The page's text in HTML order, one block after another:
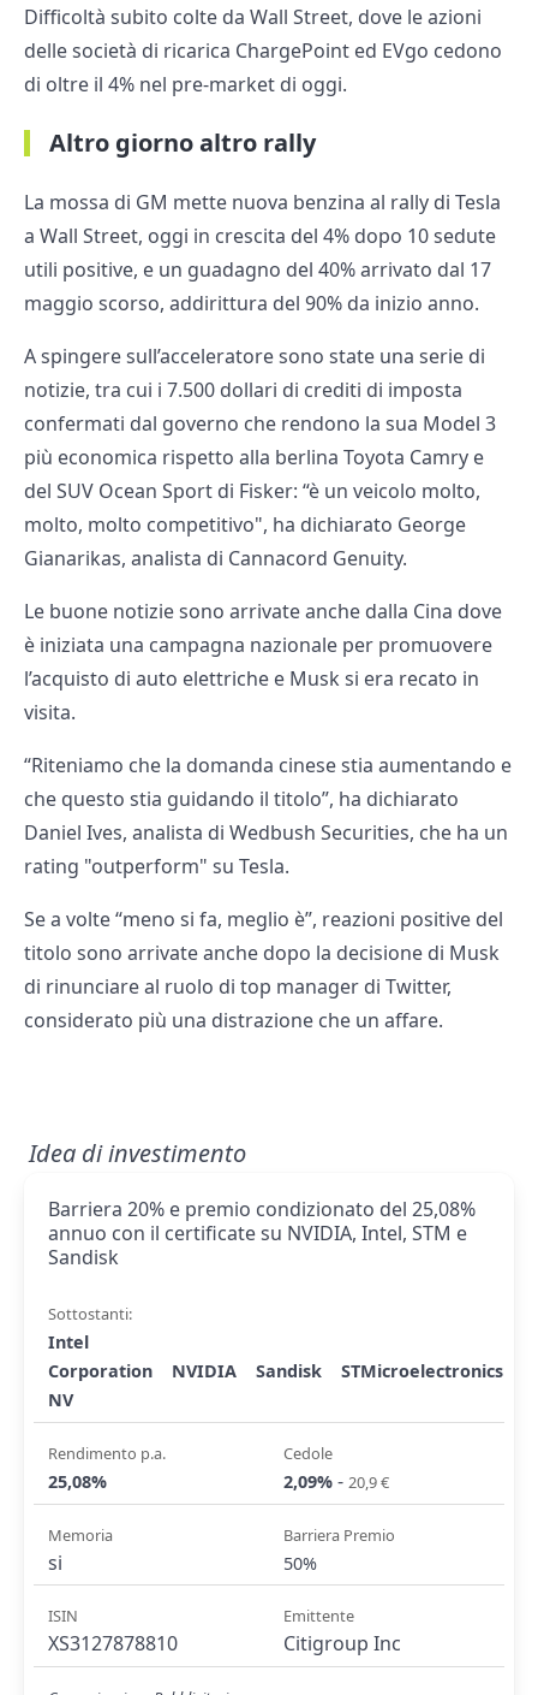
Difficoltà subito colte da Wall Street, dove le azioni
delle società di ricarica ChargePoint ed EVgo cedono
di oltre il 4% nel pre-market di oggi.
Altro giorno altro rally
La mossa di GM mette nuova benzina al rally di Tesla
a Wall Street, oggi in crescita del 4% dopo 10 sedute
utili positive, e un guadagno del 40% arrivato dal 17
maggio scorso, addirittura del 90% da inizio anno.
A spingere sull’acceleratore sono state una serie di
notizie, tra cui i 7.500 dollari di crediti di imposta
confermati dal governo che rendono la sua Model 3
più economica rispetto alla berlina Toyota Camry e
del SUV Ocean Sport di Fisker: “è un veicolo molto,
molto, molto competitivo", ha dichiarato George
Gianarikas, analista di Cannacord Genuity.
Le buone notizie sono arrivate anche dalla Cina dove
è iniziata una campagna nazionale per promuovere
l’acquisto di auto elettriche e Musk si era recato in
visita.
“Riteniamo che la domanda cinese stia aumentando e
che questo stia guidando il titolo”, ha dichiarato
Daniel Ives, analista di Wedbush Securities, che ha un
rating "outperform" su Tesla.
Se a volte “meno si fa, meglio è”, reazioni positive del
titolo sono arrivate anche dopo la decisione di Musk
di rinunciare al ruolo di top manager di Twitter,
considerato più una distrazione che un affare.
Idea di investimento
Barriera 20% e premio condizionato del 25,08%
annuo con il certificate su NVIDIA, Intel, STM e
Sandisk
Sottostanti:
Intel
Corporation
NVIDIA Sandisk
STMicroelectronics
NV
Rendimento p.a.
25,08%
Cedole
2,09% - 20,9 €
Memoria
si
Barriera Premio
50%
ISIN
XS3127878810
Emittente
Citigroup Inc